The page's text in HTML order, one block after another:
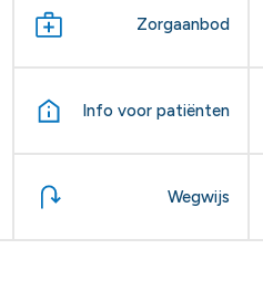
Zorgaanbod
Info voor patiënten
Wegwijs